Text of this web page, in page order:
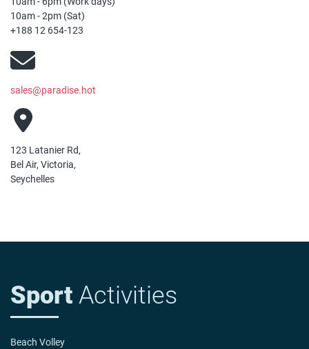
10am - 2pm (Sat)
+188 12 654-123
sales@paradise.hot
123 Latanier Rd,
Bel Air, Victoria,
Seychelles
Sport Activities
Beach Volley